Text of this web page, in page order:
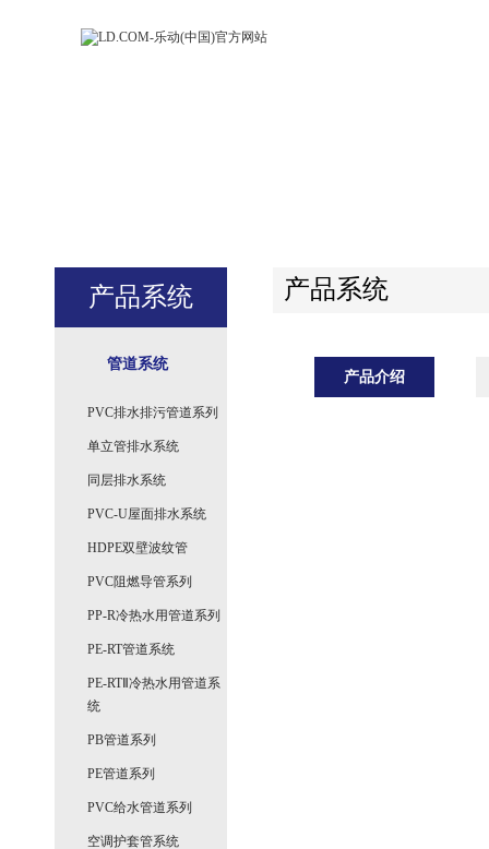
产品系统
管道系统
PVC排水排污管道系列
单立管排水系统
同层排水系统
PVC-U屋面排水系统
HDPE双壁波纹管
PVC阻燃导管系列
PP-R冷热水用管道系列
PE-RT管道系统
PE-RTⅡ冷热水用管道系
统
PB管道系列
PE管道系列
PVC给水管道系列
空调护套管系统
产品系统
产品介绍